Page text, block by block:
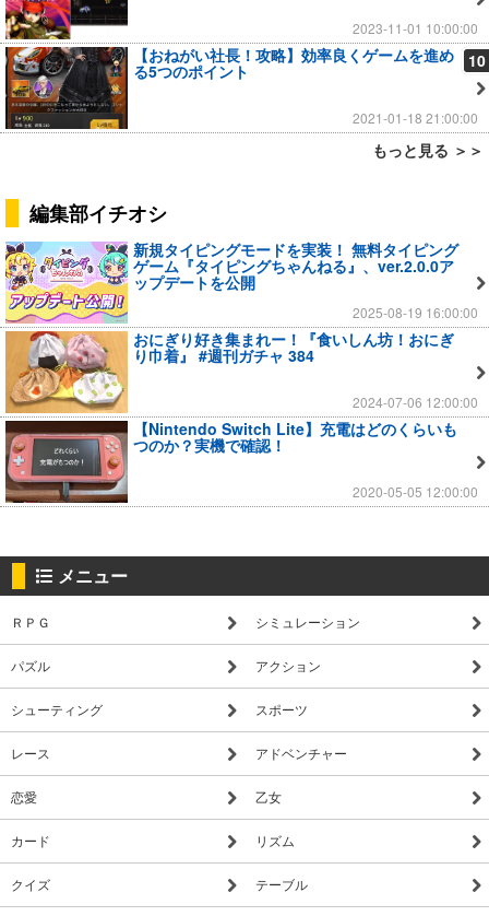
2023-11-01 10:00:00
10
【おねがい社長！攻略】効率良くゲームを進め
る5つのポイント
2021-01-18 21:00:00
もっと見る ＞＞
編集部イチオシ
新規タイピングモードを実装！ 無料タイピング
ゲーム『タイピングちゃんねる』、ver.2.0.0ア
ップデートを公開
2025-08-19 16:00:00
おにぎり好き集まれー！『食いしん坊！おにぎ
り巾着』 #週刊ガチャ 384
2024-07-06 12:00:00
【Nintendo Switch Lite】充電はどのくらいも
つのか？実機で確認！
2020-05-05 12:00:00
メニュー
ＲＰＧ シミュレーション
パズル アクション
シューティング スポーツ
レース アドベンチャー
恋愛 乙女
カード リズム
クイズ テーブル